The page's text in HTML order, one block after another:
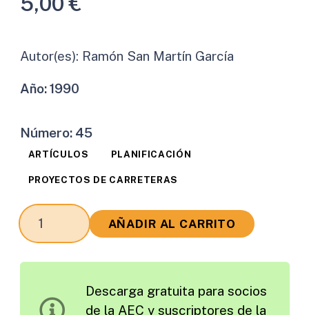
Autor(es): Ramón San Martín García
Año:1990
Número: 45
ARTÍCULOS PLANIFICACIÓN
PROYECTOS DE CARRETERAS
Situación
Actual
AÑADIR AL CARRITO
Descarga gratuita para socios
de la AEC y suscriptores de la